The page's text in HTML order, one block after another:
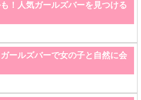
！人気ガールズバーを見つける
ールズバーで女の子と自然に会